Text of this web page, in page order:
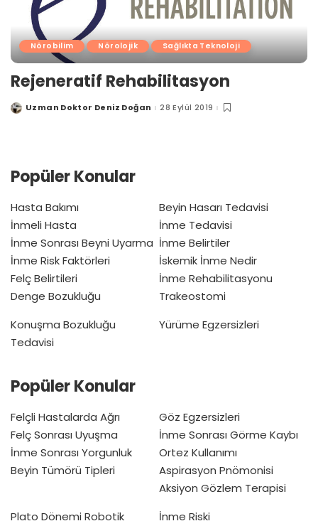
Nörobilim Nörolojik Sağlıkta Teknoloji
Rejeneratif Rehabilitasyon
PostedUzman Doktor Deniz Doğan 28 Eylül 2019
Popüler Konular
Hasta Bakımı
İnmeli Hasta
İnme Sonrası Beyni Uyarma
İnme Risk Faktörleri
Felç Belirtileri
Denge Bozukluğu
Beyin Hasarı Tedavisi
İnme Tedavisi
İnme Belirtiler
İskemik İnme Nedir
İnme Rehabilitasyonu
Trakeostomi
Konuşma Bozukluğu
Tedavisi
Yürüme Egzersizleri
Popüler Konular
Felçli Hastalarda Ağrı
Felç Sonrası Uyuşma
İnme Sonrası Yorgunluk
Beyin Tümörü Tipleri
Göz Egzersizleri
İnme Sonrası Görme Kaybı
Ortez Kullanımı
Aspirasyon Pnömonisi
Aksiyon Gözlem Terapisi
Plato Dönemi Robotik
İnme Riski